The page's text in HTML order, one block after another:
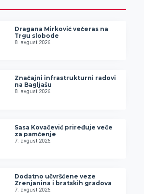
Dragana Mirković večeras na
Trgu slobode
8. avgust 2026.
Značajni infrastrukturni radovi
na Bagljašu
8. avgust 2026.
Sasa Kovačević priređuje veče
za pamćenje
7. avgust 2026.
Dodatno učvršćene veze
Zrenjanina i bratskih gradova
7. avgust 2026.